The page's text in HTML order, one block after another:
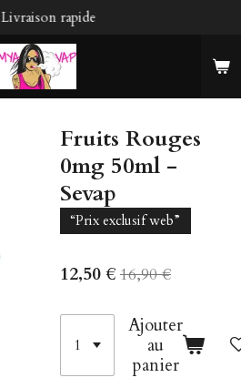
Livraison rapide
Fruits Rouges
0mg 50ml -
Sevap
“Prix exclusif web”
12,50 € 16,90 €
Ajouter
au
panier